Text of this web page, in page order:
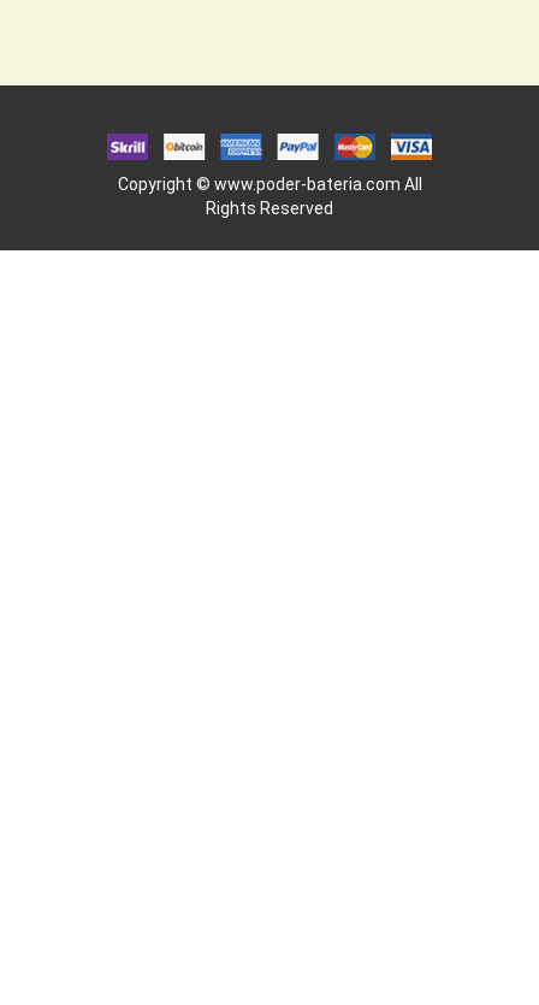
Copyright © www.poder-bateria.com All
Rights Reserved